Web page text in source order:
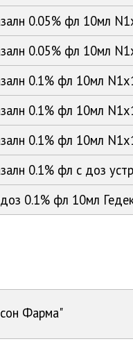
0.05% фл 10мл
0.05% фл 10мл
0.1% фл 10мл
0.1% фл 10мл
0.1% фл 10мл
0.1% фл с доз
0.1% фл 10мл
Фарма"